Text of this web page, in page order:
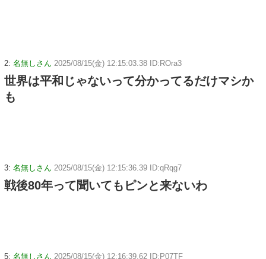
2: 名無しさん 2025/08/15(金) 12:15:03.38 ID:ROra3
世界は平和じゃないって分かってるだけマシか
も
3: 名無しさん 2025/08/15(金) 12:15:36.39 ID:qRqg7
戦後80年って聞いてもピンと来ないわ
5: 名無しさん 2025/08/15(金) 12:16:39.62 ID:P07TF